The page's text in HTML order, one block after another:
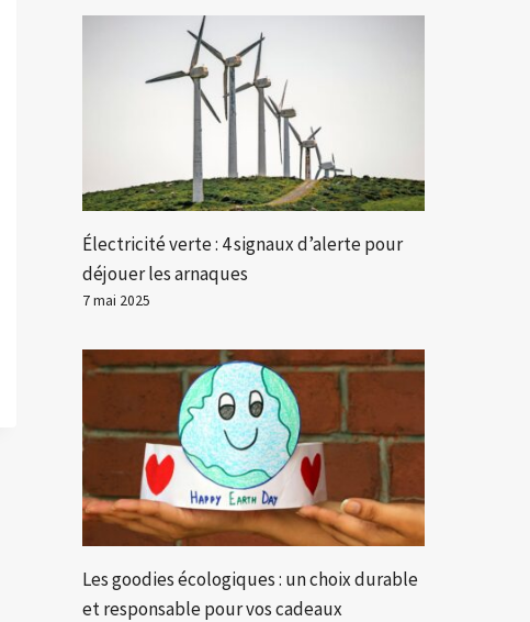
Électricité verte : 4 signaux d’alerte pour
déjouer les arnaques
7 mai 2025
Les goodies écologiques : un choix durable
et responsable pour vos cadeaux